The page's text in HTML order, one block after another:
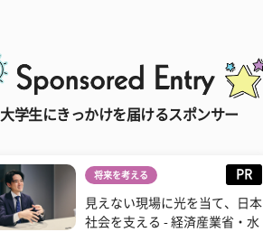
大学生にきっかけを届けるスポンサー
将来を考える PR
見えない現場に光を当て、日本
社会を支える - 経済産業省・水